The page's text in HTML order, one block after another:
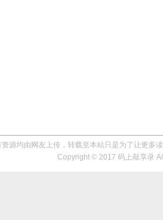
源均由网友上传，转载至本站只是为了让更多
Copyright © 2017 码上敲享录